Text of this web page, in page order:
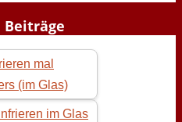
Beiträge
mal
(im Glas)